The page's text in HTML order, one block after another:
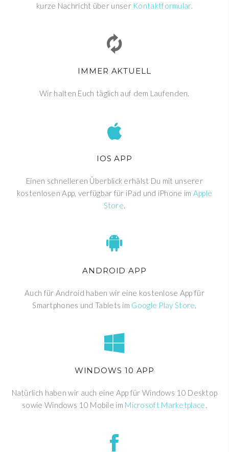
kurze Nachricht über unser Kontaktformular.
IMMER AKTUELL
Wir halten Euch täglich auf dem Laufenden.
IOS APP
Einen schnelleren Überblick erhälst Du mit unserer
kostenlosen App, verfügbar für iPad und iPhone im Apple
Store.
ANDROID APP
Auch für Android haben wir eine kostenlose App für
Smartphones und Tablets im Google Play Store.
WINDOWS 10 APP
Natürlich haben wir auch eine App für Windows 10 Desktop
sowie Windows 10 Mobile im Microsoft Marketplace.